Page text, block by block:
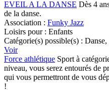
EVEIL A LA DANSE Dès 4
de la danse.
Association : Funky Jazz
Loisirs pour : Enfants
Catégorie(s) possible(s) : Danse,
Voir
Force athlétique Sport à
niveau, vous serez entourés de
qui vous permettront de vous
!